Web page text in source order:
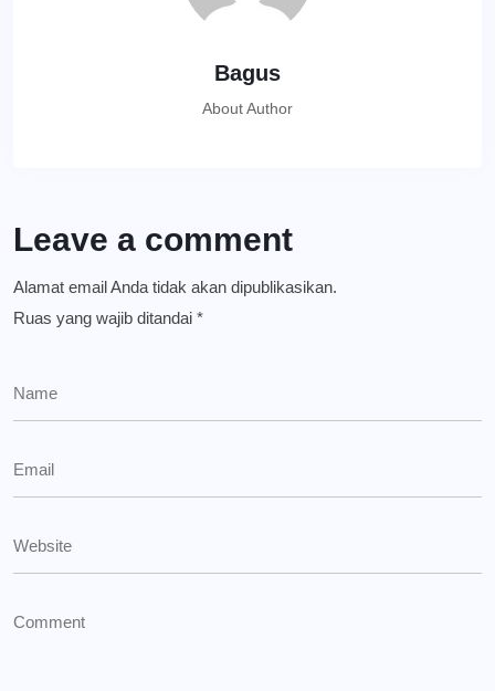
Bagus
About Author
Leave a comment
Alamat email Anda tidak akan dipublikasikan.
Ruas yang wajib ditandai *